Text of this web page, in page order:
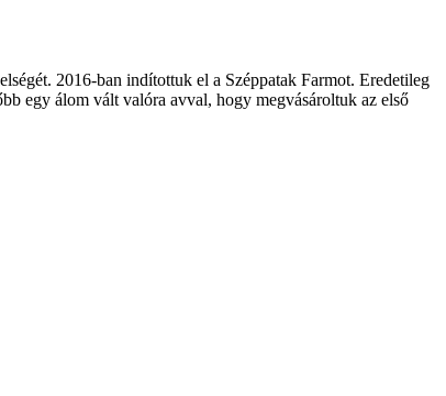
2016-ban indítottuk el a Széppatak Farmot. Eredetileg
egy álom vált valóra avval, hogy megvásároltuk az első